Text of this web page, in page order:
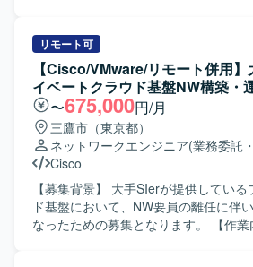
ワークの幅広い知見を習得していただ
域網環境やBGP／MPLSなどを活用し
設計・運用に関わることができ、ネッ
としてのスキルアップが期待できるポジシ
発環境】 Cisco／Arista製ネットワーク
クサービス BGP／OSPF／LISP／
ング環境
計、構築までをご担当いただきます。
境の現地調査、構成や設置場所、配
行い、その結果を踏まえた新規導入や
実施します。 ベンダーや現場担当者と
確認など、関係各所とのコミュニケー
円滑な導入・移行を推進していただきます。 【求
像】 現地で自ら確認すべき点を主体的
る方を求めています。 業者や担当者と
に応じた提案や調整を行い、プロジ
できる方を歓迎いたします。 【ポジションの魅力】 老朽化
したネットワークの更改から新規導入
リモート可
【Cisco/VMware/リモート併用
イベートクラウド基盤NW構築・
〜675,000円/月
三鷹市（東京都）
ネットワークエンジニア(業務委託
Cisco
【募集背景】 大手SIerが提供してい
ド基盤において、NW要員の離任に伴
なったための募集となります。 【作業内容】 プライベート